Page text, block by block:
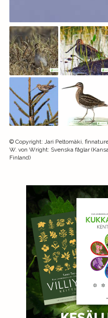
© Copyright: Jari Peltomäki,
W. von Wright: Svenska fåglar
Finland)